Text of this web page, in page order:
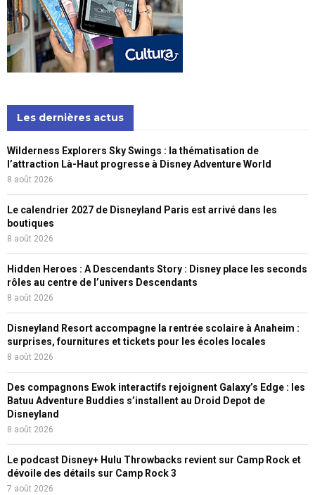
Les dernières actus
Wilderness Explorers Sky Swings : la thématisation de
l’attraction Là-Haut progresse à Disney Adventure World
8 août 2026
Le calendrier 2027 de Disneyland Paris est arrivé dans les
boutiques
8 août 2026
Hidden Heroes : A Descendants Story : Disney place les seconds
rôles au centre de l’univers Descendants
8 août 2026
Disneyland Resort accompagne la rentrée scolaire à Anaheim :
surprises, fournitures et tickets pour les écoles locales
8 août 2026
Des compagnons Ewok interactifs rejoignent Galaxy’s Edge : les
Batuu Adventure Buddies s’installent au Droid Depot de
Disneyland
8 août 2026
Le podcast Disney+ Hulu Throwbacks revient sur Camp Rock et
dévoile des détails sur Camp Rock 3
7 août 2026